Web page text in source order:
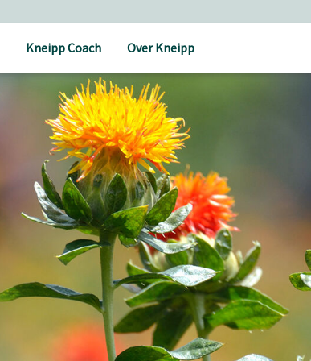
Kneipp Coach Over Kneipp